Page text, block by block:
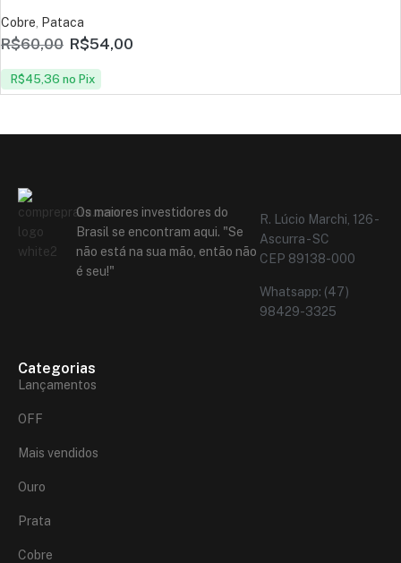
Cobre Pataca
R$60,00 R$54,00
R$45,36 no Pix
Os maiores investidores do
Brasil se encontram aqui. "Se
não está na sua mão, então não
é seu!"
R. Lúcio Marchi, 126 -
Ascurra - SC
CEP 89138-000
Whatsapp: (47)
98429-3325
Categorias
Lançamentos
OFF
Mais vendidos
Ouro
Prata
Cobre